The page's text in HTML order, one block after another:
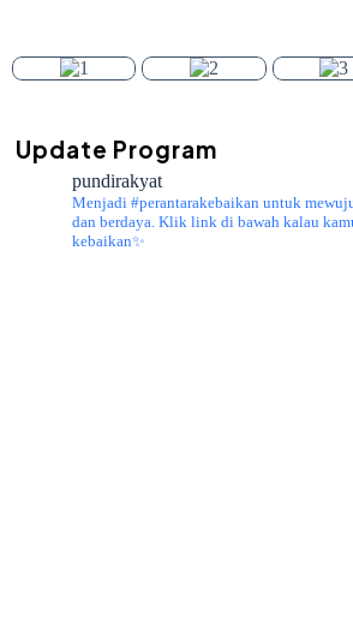
Update Program
pundirakyat
Menjadi #perantarakebaikan untuk
dan berdaya. Klik link di bawah kalau
kebaikan✨